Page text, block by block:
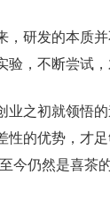
，研发的本质
验，不断尝试
业之初就领悟
性的优势，才
今仍然是喜茶